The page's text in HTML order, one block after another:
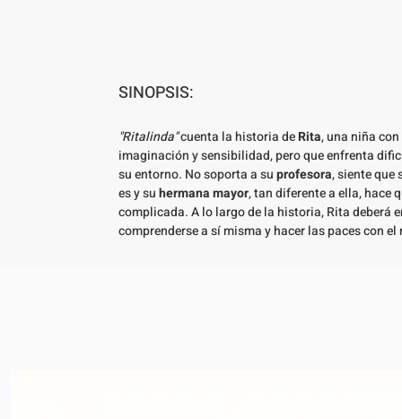
SINOPSIS:
"Ritalinda"cuenta la historia deRita, una niña
imaginación y sensibilidad, pero que enfrenta
su entorno. No soporta a suprofesora, siente que
es y suhermana mayor, tan diferente a ella, hace
complicada. A lo largo de la historia, Rita deberá
comprenderse a sí misma y hacer las paces con